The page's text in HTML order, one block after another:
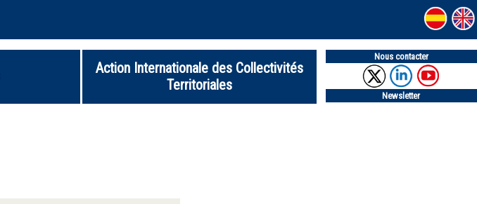
Action Internationale des Collectivités
Territoriales
Nous contacter
Newsletter